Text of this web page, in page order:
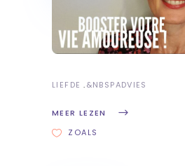
LIEFDE &NBSPADVIES
MEER LEZEN
ZOALS